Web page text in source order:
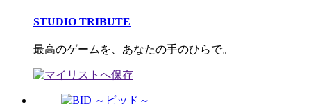
STUDIO TRIBUTE
最高のゲームを、あなたの手のひらで。